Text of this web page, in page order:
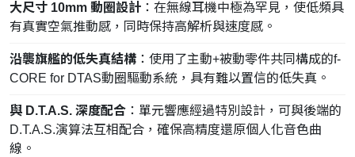
大尺寸 10mm 動圈設計 ：在無線耳機中極為罕見，使低頻具
有真實空氣推動感，同時保持高解析與速度感。
沿襲旗艦的低失真結構 ：使用了主動+被動零件共同構成的f-
CORE for DTAS動圈驅動系統，具有難以置信的低失真。
與 D.T.A.S. 深度配合 ：單元響應經過特別設計，可與後端的
D.T.A.S.演算法互相配合，確保高精度還原個人化音色曲
線。